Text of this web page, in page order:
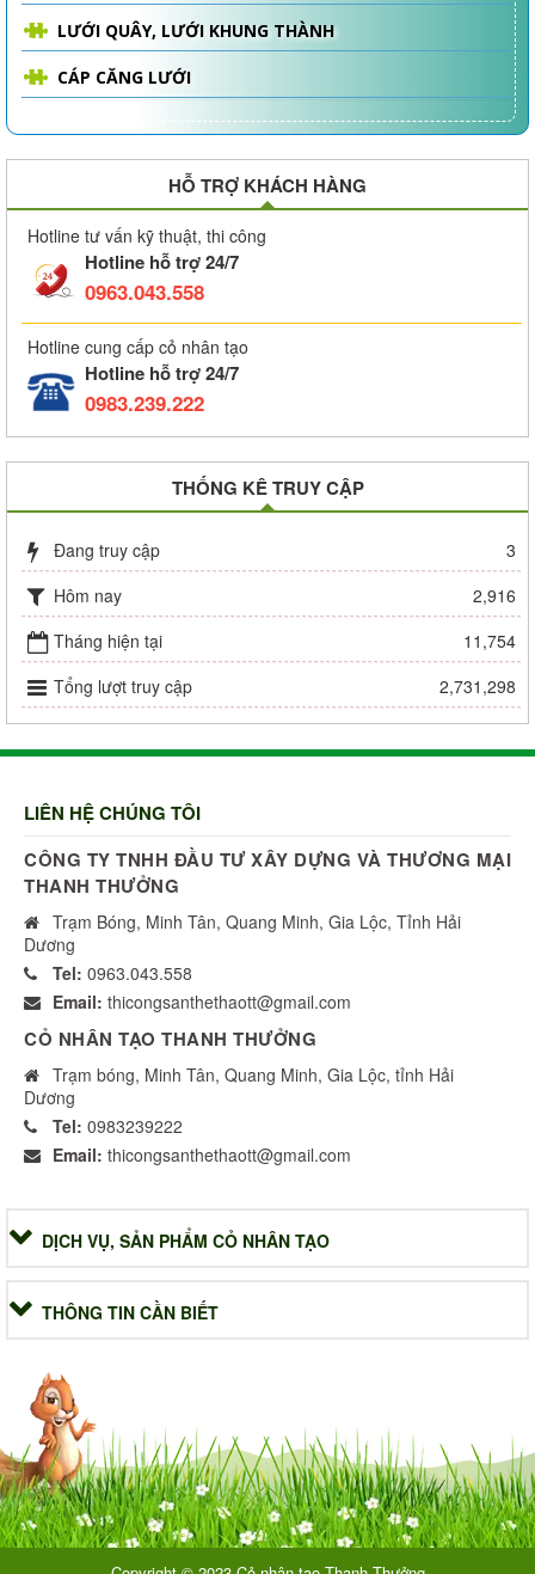
LƯỚI QUÂY, LƯỚI KHUNG THÀNH
CÁP CĂNG LƯỚI
HỖ TRỢ KHÁCH HÀNG
Hotline tư vấn kỹ thuật, thi công
Hotline hỗ trợ 24/7
0963.043.558
Hotline cung cấp cỏ nhân tạo
Hotline hỗ trợ 24/7
0983.239.222
THỐNG KÊ TRUY CẬP
Đang truy cập
3
Hôm nay
2,916
Tháng hiện tại
11,754
Tổng lượt truy cập
2,731,298
LIÊN HỆ CHÚNG TÔI
CÔNG TY TNHH ĐẦU TƯ XÂY DỰNG VÀ THƯƠNG MẠI
THANH THƯỞNG
Trạm Bóng, Minh Tân, Quang Minh, Gia Lộc, Tỉnh Hải
Dương
Tel: 0963.043.558
Email: thicongsanthethaott@gmail.com
CỎ NHÂN TẠO THANH THƯỞNG
Trạm bóng, Minh Tân, Quang Minh, Gia Lộc, tỉnh Hải
Dương
Tel: 0983239222
Email: thicongsanthethaott@gmail.com
DỊCH VỤ, SẢN PHẨM CỎ NHÂN TẠO
THÔNG TIN CẦN BIẾT